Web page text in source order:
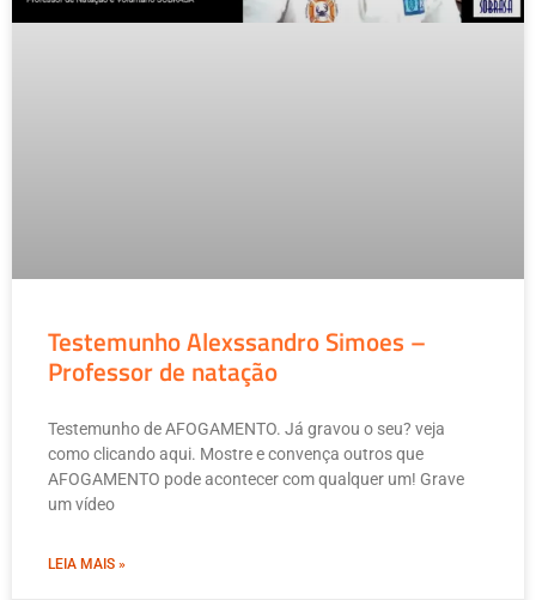
Testemunho Alexssandro Simoes –
Professor de natação
Testemunho de AFOGAMENTO. Já gravou o seu? veja
como clicando aqui. Mostre e convença outros que
AFOGAMENTO pode acontecer com qualquer um! Grave
um vídeo
LEIA MAIS »